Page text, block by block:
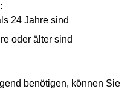
:
24 Jahre sind
oder älter sind
benötigen, können Sie